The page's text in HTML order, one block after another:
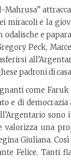
Mahrusa”
miracoli e la
odalische e
Peck,
padroni di
come Faruk
e di
valorizza una
Giuliana.
Felice. Tanti